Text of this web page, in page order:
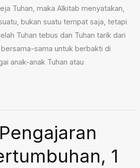
Tuhan, maka Alkitab menyatakan,
bukan suatu tempat saja, tetapi
Tuhan tebus dan Tuhan tarik dari
sama untuk berbakti di
anak-anak Tuhan atau
1